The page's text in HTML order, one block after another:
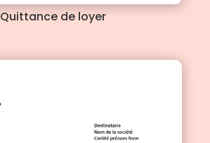
Quittance de loyer